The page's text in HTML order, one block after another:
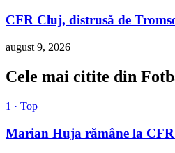
CFR Cluj, distrusă de
august 9, 2026
Cele mai citite din
1 · Top
Marian Huja rămâne la